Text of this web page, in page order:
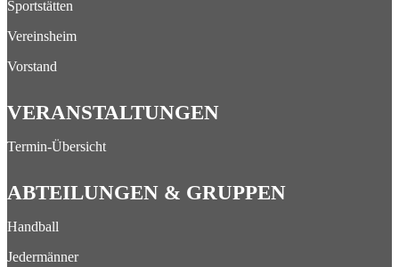
Sportstätten
Vereinsheim
Vorstand
VERANSTALTUNGEN
Termin-Übersicht
ABTEILUNGEN & GRUPPEN
Handball
Jedermänner